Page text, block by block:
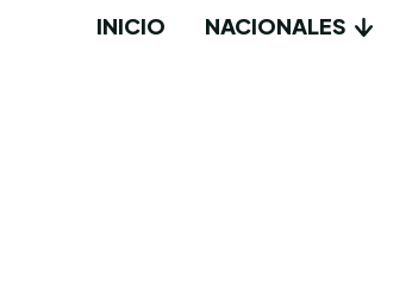
INICIO NACIONALES